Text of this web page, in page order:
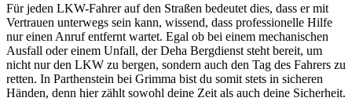
Für jeden LKW-Fahrer auf den Straßen bedeutet dies, dass er mit
Vertrauen unterwegs sein kann, wissend, dass professionelle Hilfe
nur einen Anruf entfernt wartet. Egal ob bei einem mechanischen
Ausfall oder einem Unfall, der Deha Bergdienst steht bereit, um
nicht nur den LKW zu bergen, sondern auch den Tag des Fahrers zu
retten. In Parthenstein bei Grimma bist du somit stets in sicheren
Händen, denn hier zählt sowohl deine Zeit als auch deine Sicherheit.